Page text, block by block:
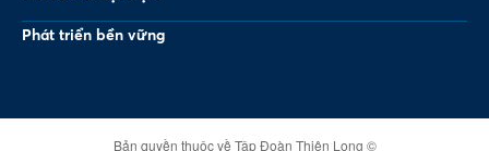
Phát triển bền vững
Bản quyền thuộc về Tập Đoàn Thiên Long ©